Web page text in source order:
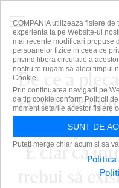
De ce a
FCSB!
după o
”E clar că
trebui să
COMPANIA utilizeaza fisiere
experienta ta pe Website-ul
mai recente modificari propuse
persoanelor fizice in ceea ce
privind libera circulatie a
nostru te rugam sa aloci timpul
Cookie.
Prin continuarea navigarii pe
de tip cookie conform Politicii
moment setarile acestor fisiere
SUNT DE
Puteti merge chiar acum si sa